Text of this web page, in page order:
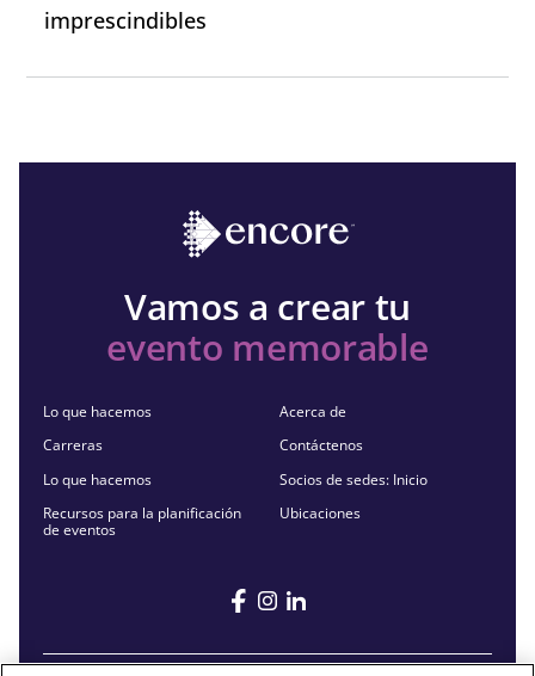
imprescindibles
Vamos a crear tu
evento memorable
Lo que hacemos
Carreras
Lo que hacemos
Recursos para la planificación
de eventos
Acerca de
Contáctenos
Socios de sedes: Inicio
Ubicaciones